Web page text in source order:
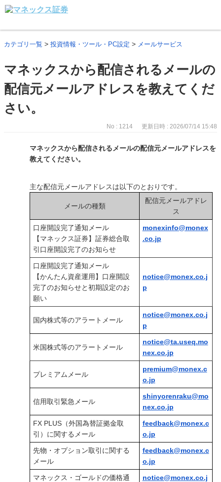
カテゴリ一覧 > 投資情報・ツール・PC設定 > メールサービス
マネックスから配信されるメールの
配信元メールアドレスを教えてくだ
さい。
No : 1214 更新日時 : 2026/07/14 15:48
マネックスから配信されるメールの配信元メールアドレスを
教えてください。
主な配信元メールアドレスは以下のとおりです。
メールの種類
配信元メールアドレ
ス
口座開設完了通知メール
【マネックス証券】証券総合取
引口座開設完了のお知らせ
monexinfo@monex
.co.jp
口座開設完了通知メール
【かんたん資産運用】口座開設
完了のお知らせと初期設定のお
願い
notice@monex.co.j
p
国内株式等のアラートメール
notice@monex.co.j
p
米国株式等のアラートメール
notice@ta.useq.mo
nex.co.jp
プレミアムメール
premium@monex.c
o.jp
信用取引緊急メール
shinyorenraku@mo
nex.co.jp
FX PLUS（外国為替証拠金取
引）に関するメール
feedback@monex.c
o.jp
先物・オプション取引に関する
メール
feedback@monex.c
o.jp
マネックス・ゴールドの価格通
notice@monex.co.j